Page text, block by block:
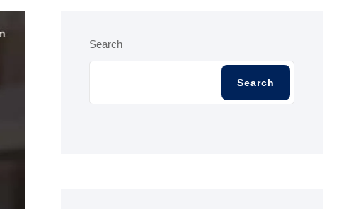
Search
Search